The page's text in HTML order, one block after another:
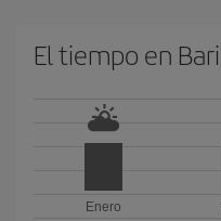
El tiempo en Bari
Enero